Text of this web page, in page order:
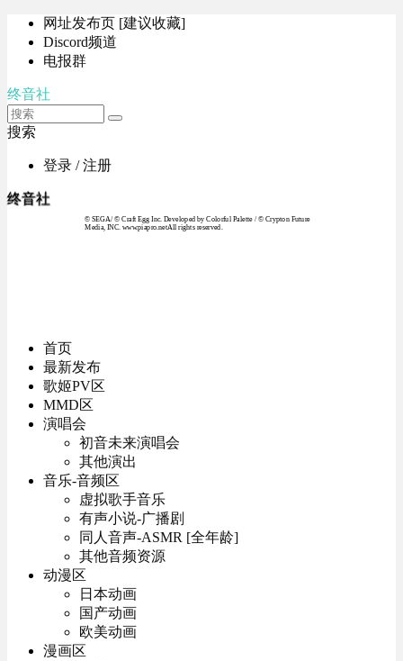
网址发布页 [建议收藏]
Discord频道
电报群
终音社
搜索
登录 / 注册
终音社
© SEGA / © Craft Egg Inc. Developed by Colorful Palette / © Crypton Future
Media, INC. www.piapro.netAll rights reserved.
首页
最新发布
歌姬PV区
MMD区
演唱会
初音未来演唱会
其他演出
音乐-音频区
虚拟歌手音乐
有声小说-广播剧
同人音声-ASMR [全年龄]
其他音频资源
动漫区
日本动画
国产动画
欧美动画
漫画区